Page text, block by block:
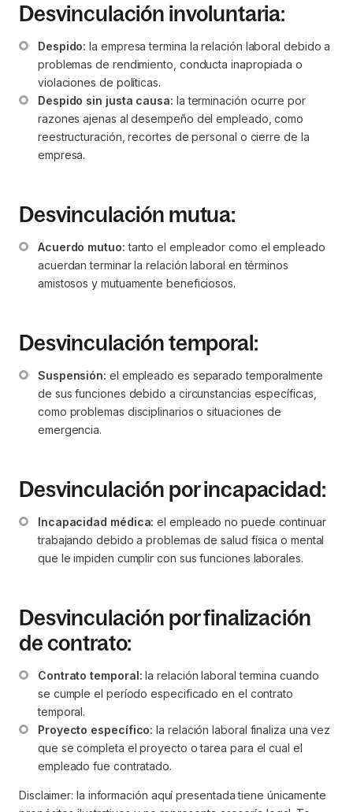
Desvinculación involuntaria:
Despido: la empresa termina la relación laboral debido a
problemas de rendimiento, conducta inapropiada o
violaciones de políticas.
Despido sin justa causa: la terminación ocurre por
razones ajenas al desempeño del empleado, como
reestructuración, recortes de personal o cierre de la
empresa.
Desvinculación mutua:
Acuerdo mutuo: tanto el empleador como el empleado
acuerdan terminar la relación laboral en términos
amistosos y mutuamente beneficiosos.
Desvinculación temporal:
Suspensión: el empleado es separado temporalmente
de sus funciones debido a circunstancias específicas,
como problemas disciplinarios o situaciones de
emergencia.
Desvinculación por incapacidad:
Incapacidad médica: el empleado no puede continuar
trabajando debido a problemas de salud física o mental
que le impiden cumplir con sus funciones laborales.
Desvinculación por finalización
de contrato:
Contrato temporal: la relación laboral termina cuando
se cumple el período especificado en el contrato
temporal.
Proyecto específico: la relación laboral finaliza una vez
que se completa el proyecto o tarea para el cual el
empleado fue contratado.
Disclaimer: la información aquí presentada tiene únicamente